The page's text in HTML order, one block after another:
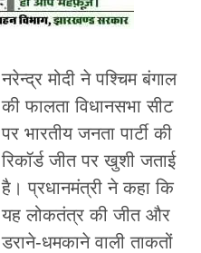
नरेन्द्र मोदी ने पश्चिम बंगाल
की फालता विधानसभा सीट
पर भारतीय जनता पार्टी की
रिकॉर्ड जीत पर खुशी जताई
है। प्रधानमंत्री ने कहा कि
यह लोकतंत्र की जीत और
डराने-धमकाने वाली ताकतों